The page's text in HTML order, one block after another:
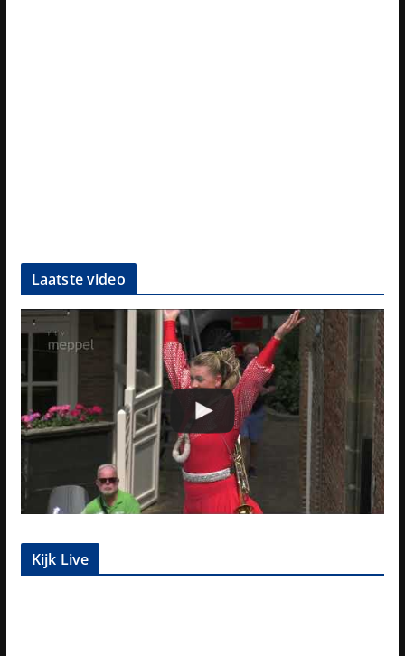
Laatste video
Kijk Live